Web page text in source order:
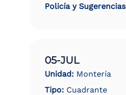
Policía y Sugerencias
05-JUL
Unidad: Montería
Tipo: Cuadrante